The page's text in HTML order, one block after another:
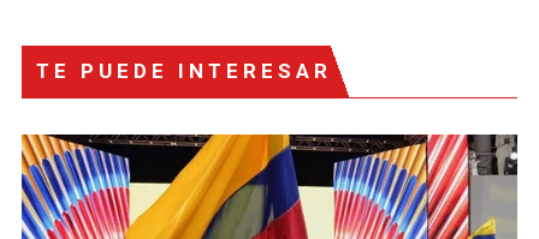
TE PUEDE INTERESAR